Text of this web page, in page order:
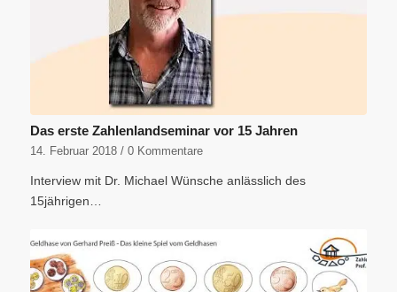
Das erste Zahlenlandseminar vor 15 Jahren
14. Februar 2018 / 0 Kommentare
Interview mit Dr. Michael Wünsche anlässlich des
15jährigen…